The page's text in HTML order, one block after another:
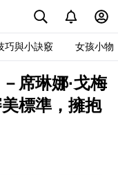
巧與小訣竅 女孩小物
席琳娜·戈梅
標準，擁抱